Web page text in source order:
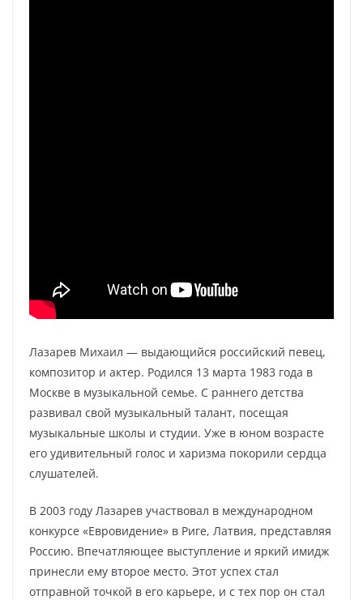
Лазарев Михаил — выдающийся российский певец,
композитор и актер. Родился 13 марта 1983 года в
Москве в музыкальной семье. С раннего детства
развивал свой музыкальный талант, посещая
музыкальные школы и студии. Уже в юном возрасте
его удивительный голос и харизма покорили сердца
слушателей.
В 2003 году Лазарев участвовал в международном
конкурсе «Евровидение» в Риге, Латвия, представляя
Россию. Впечатляющее выступление и яркий имидж
принесли ему второе место. Этот успех стал
отправной точкой в его карьере, и с тех пор он стал